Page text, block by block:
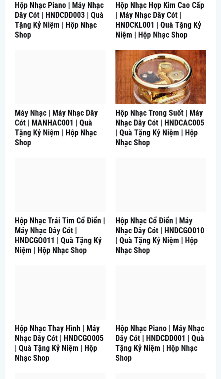
Hộp Nhạc Piano | Máy Nhạc
Dây Cót | HNDCDD003 | Quà
Tặng Kỷ Niệm | Hộp Nhạc
Shop
Hộp Nhạc Hợp Kim Cao Cấp
| Máy Nhạc Dây Cót |
HNDCKL001 | Quà Tặng Kỷ
Niệm | Hộp Nhạc Shop
Máy Nhạc | Máy Nhạc Dây
Cót | MANHAC001 | Quà
Tặng Kỷ Niệm | Hộp Nhạc
Shop
Hộp Nhạc Trong Suốt | Máy
Nhạc Dây Cót | HNDCAC005
| Quà Tặng Kỷ Niệm | Hộp
Nhạc Shop
Hộp Nhạc Trái Tim Cổ Điển |
Máy Nhạc Dây Cót |
HNDCGO011 | Quà Tặng Kỷ
Niệm | Hộp Nhạc Shop
Hộp Nhạc Cổ Điển | Máy
Nhạc Dây Cót | HNDCGO010
| Quà Tặng Kỷ Niệm | Hộp
Nhạc Shop
Hộp Nhạc Thay Hình | Máy
Nhạc Dây Cót | HNDCGO005
| Quà Tặng Kỷ Niệm | Hộp
Nhạc Shop
Hộp Nhạc Piano | Máy Nhạc
Dây Cót | HNDCDD001 | Quà
Tặng Kỷ Niệm | Hộp Nhạc
Shop